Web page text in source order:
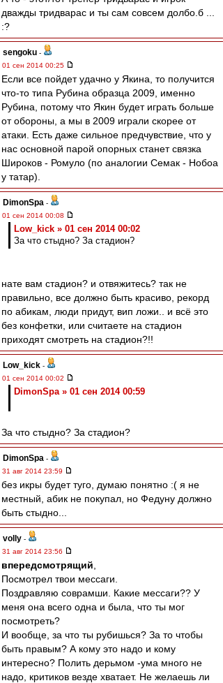
дважды тридварас и ты сам совсем долбо.б ...
:?
sengoku -
01 сен 2014 00:25
Если все пойдет удачно у Якина, то получится
что-то типа Рубина образца 2009, именно
Рубина, потому что Якин будет играть больше
от обороны, а мы в 2009 играли скорее от
атаки. Есть даже сильное предчувствие, что у
нас основной парой опорных станет связка
Широков - Ромуло (по аналогии Семак - Нобоа
у татар).
DimonSpa -
01 сен 2014 00:08
Low_kick » 01 сен 2014 00:02
За что стыдно? За стадион?
нате вам стадион? и отвяжитесь? так не
правильно, все должно быть красиво, рекорд
по абикам, люди придут, вип ложи.. и всё это
без конфетки, или считаете на стадион
приходят смотреть на стадион?!!
Low_kick -
01 сен 2014 00:02
DimonSpa » 01 сен 2014 00:59
За что стыдно? За стадион?
DimonSpa -
31 авг 2014 23:59
без икры будет туго, думаю понятно :( я не
местный, абик не покупал, но Федуну должно
быть стыдно...
volly -
31 авг 2014 23:56
впередсмотрящий
Посмотрел твои мессаги.
Поздравляю соврамши. Какие мессаги?? У
меня она всего одна и была, что ты мог
посмотреть?
И вообще, за что ты рубишься? За то чтобы
быть правым? А кому это надо и кому
интересно? Полить дерьмом -ума много не
надо, критиков везде хватает. Не желаешь ли